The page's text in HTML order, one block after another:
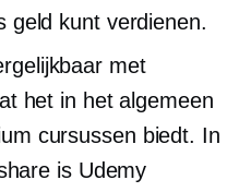
geld kunt verdienen.
met
het in het algemeen
cursussen biedt. In
is Udemy